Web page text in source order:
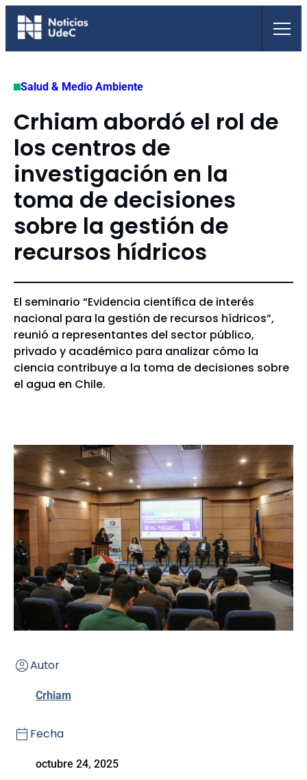
Saltar
Salud & Medio Ambiente
Crhiam abordó el rol de
los centros de
investigación en la
toma de decisiones
sobre la gestión de
recursos hídricos
El seminario “Evidencia científica de interés
nacional para la gestión de recursos hídricos”,
reunió a representantes del sector público,
privado y académico para analizar cómo la
ciencia contribuye a la toma de decisiones sobre
el agua en Chile.
Autor
Crhiam
Fecha
octubre 24, 2025